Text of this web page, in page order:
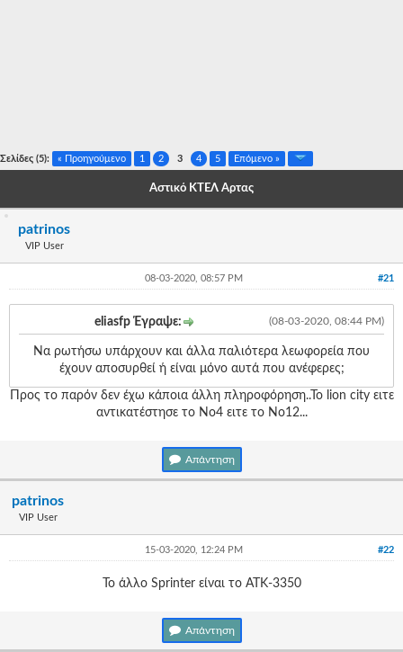
-
-
-
-
-
-
Σύνδεση
Εγγραφή
Σελίδες (5): « Προηγούμενο 1 2 3 4 5 Επόμενο »
Αστικό ΚΤΕΛ Άρτας
patrinos
VIP User
#21
08-03-2020, 08:57 PM
(08-03-2020, 08:44 PM)
eliasfp Έγραψε:
Να ρωτήσω υπάρχουν και άλλα παλιότερα λεωφορεία που
έχουν αποσυρθεί ή είναι μόνο αυτά που ανέφερες;
Προς το παρόν δεν έχω κάποια άλλη πληροφόρηση..Το lion city ειτε
αντικατέστησε το Νο4 ειτε το Νο12...
Απάντηση
patrinos
VIP User
#22
15-03-2020, 12:24 PM
Το άλλο Sprinter είναι το ΑΤΚ-3350
Απάντηση